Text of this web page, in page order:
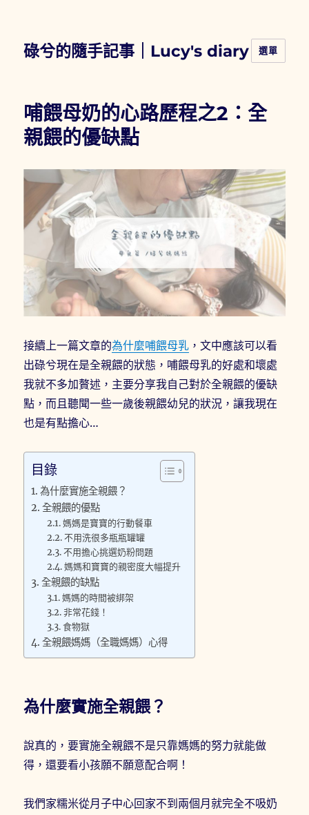
碌兮的隨手記事｜Lucy's diary 選單
哺餵母奶的心路歷程之2：全
親餵的優缺點
接續上一篇文章的為什麼哺餵母乳 ，文中應該可以看
出碌兮現在是全親餵的狀態，哺餵母乳的好處和壞處
我就不多加贅述，主要分享我自己對於全親餵的優缺
點，而且聽聞一些一歲後親餵幼兒的狀況，讓我現在
也是有點擔心…
目錄
為什麼實施全親餵？
全親餵的優點
媽媽是寶寶的行動餐車
不用洗很多瓶瓶罐罐
不用擔心挑選奶粉問題
媽媽和寶寶的親密度大幅提升
全親餵的缺點
媽媽的時間被綁架
非常花錢！
食物獄
全親餵媽媽（全職媽媽）心得
為什麼實施全親餵？
說真的，要實施全親餵不是只靠媽媽的努力就能做
得，還要看小孩願不願意配合啊！
我們家糯米從月子中心回家不到兩個月就完全不吸奶